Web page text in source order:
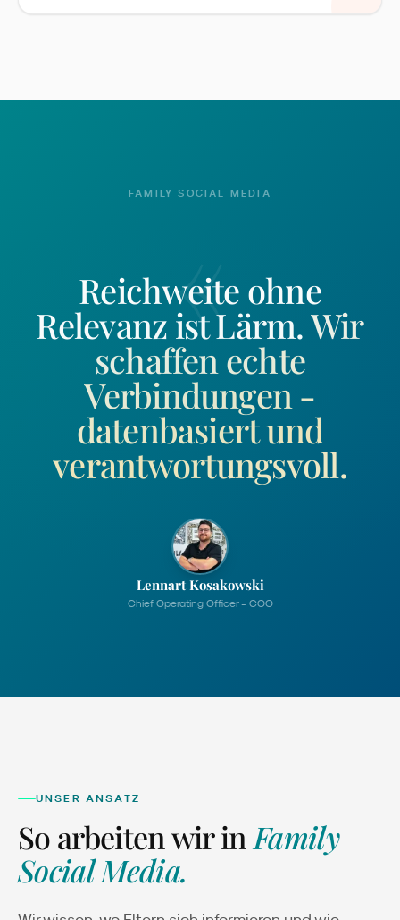
FAMILY SOCIAL MEDIA
«
Reichweite ohne
Relevanz ist Lärm.Wir
schaffen echte
Verbindungen -
datenbasiert und
verantwortungsvoll.
Lennart Kosakowski
Chief Operating Officer - COO
UNSER ANSATZ
So arbeiten wir in Family
Social Media.